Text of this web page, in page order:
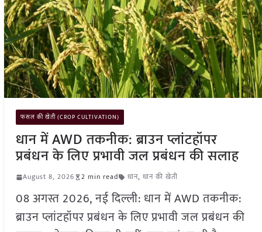
फसल की खेती (CROP CULTIVATION)
धान में AWD तकनीक: ब्राउन प्लांटहॉपर
प्रबंधन के लिए प्रभावी जल प्रबंधन की सलाह
August 8, 2026 2 min read धान, धान की खेती
08 अगस्त 2026, नई दिल्ली: धान में AWD तकनीक:
ब्राउन प्लांटहॉपर प्रबंधन के लिए प्रभावी जल प्रबंधन की